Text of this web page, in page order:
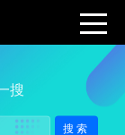
搜
搜索